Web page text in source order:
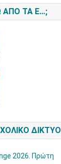
ΑΠΌ ΤΑ Ε…;
ΔΊΚΤΥΟ
2026. Πρώτη